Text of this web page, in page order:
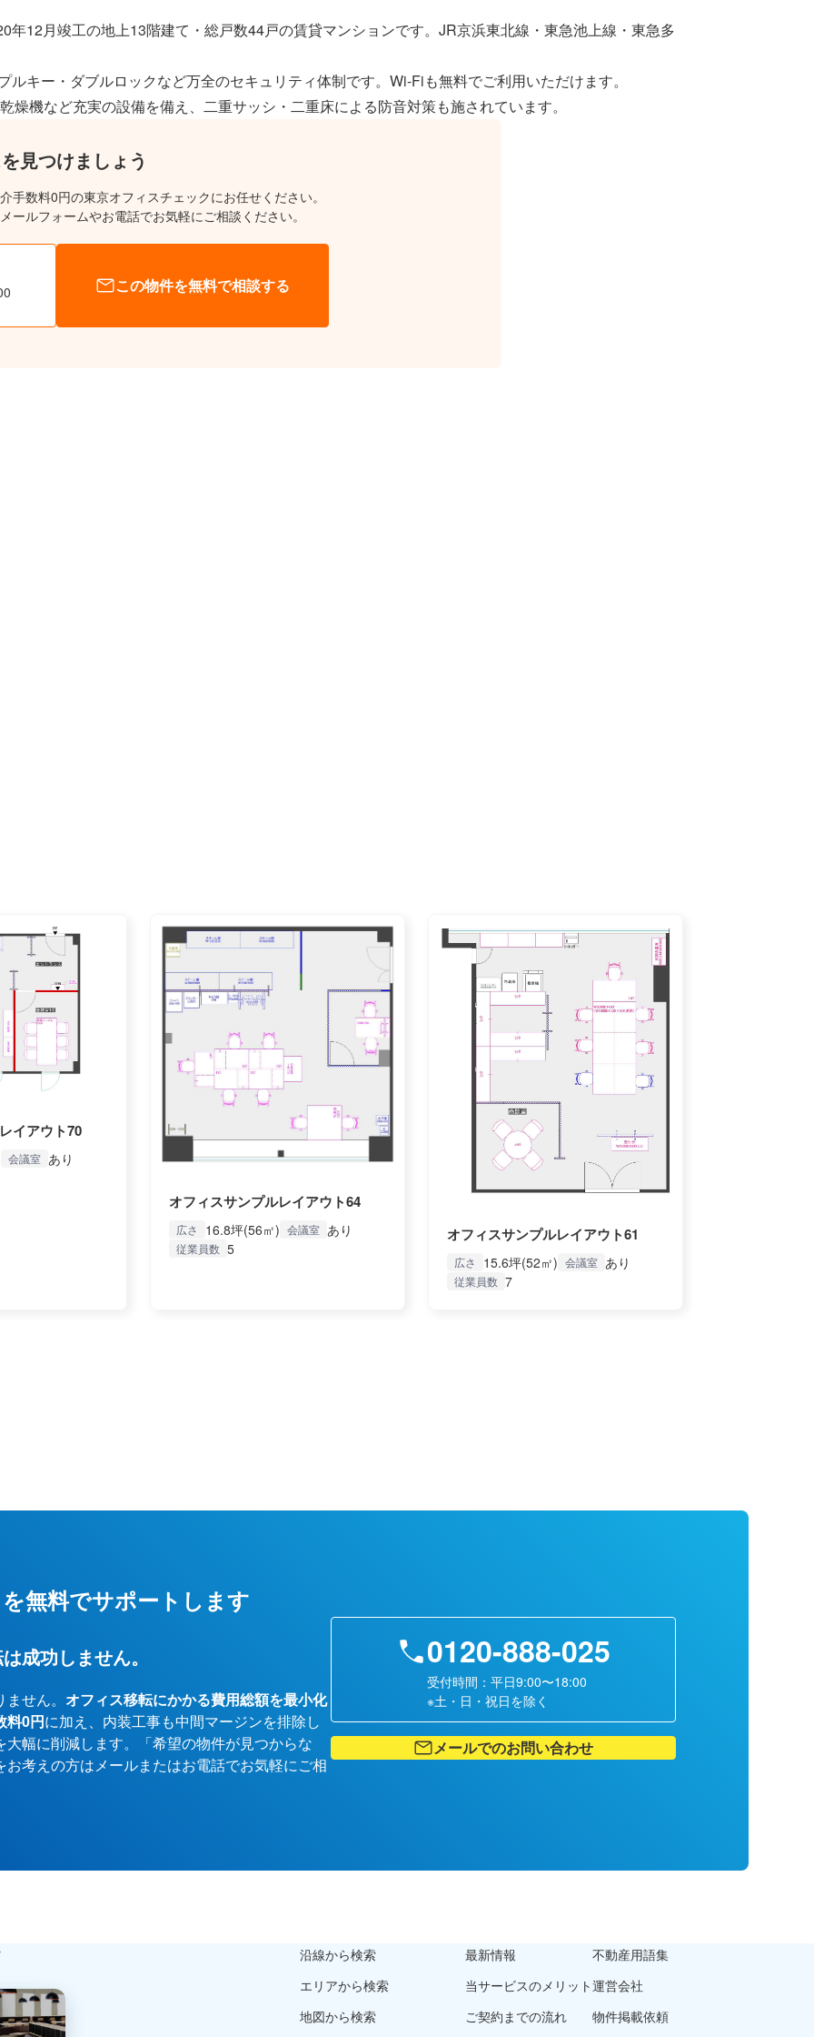
年12月竣工の地上13階建て・総戸数44戸の賃貸マンションです。JR京浜東北線・東急池上線・東急多
キー・ダブルロックなど万全のセキュリティ体制です。Wi-Fiも無料でご利用いただけます。
機など充実の設備を備え、二重サッシ・二重床による防音対策も施されています。
見つけましょう
手数料0円の東京オフィスチェックにお任せください。
ールフォームやお電話でお気軽にご相談ください。
この物件を無料で相談する
イアウト70
会議室 あり
オフィスサンプルレイアウト64
広さ 16.8坪(56㎡) 会議室 あり
従業員数 5
オフィスサンプルレイアウト61
広さ 15.6坪(52㎡) 会議室 あり
従業員数 7
無料でサポートします
成功しません。
せん。 オフィス移転にかかる費用総額を最小化
料0円に加え、内装工事も中間マージンを排除し
幅に削減します。「希望の物件が見つからな
考えの方はメールまたはお電話でお気軽にご相
0120-888-025
受付時間：平日9:00〜18:00
※土・日・祝日を除く
メールでのお問い合わせ
沿線から検索
エリアから検索
地図から検索
最新情報
当サービスのメリット
ご契約までの流れ
不動産用語集
運営会社
物件掲載依頼